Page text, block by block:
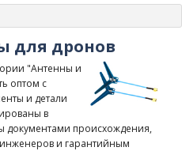
Контакты
для дронов
"Антенны и
оптом с
и детали
в
документами происхождения,
и гарантийным